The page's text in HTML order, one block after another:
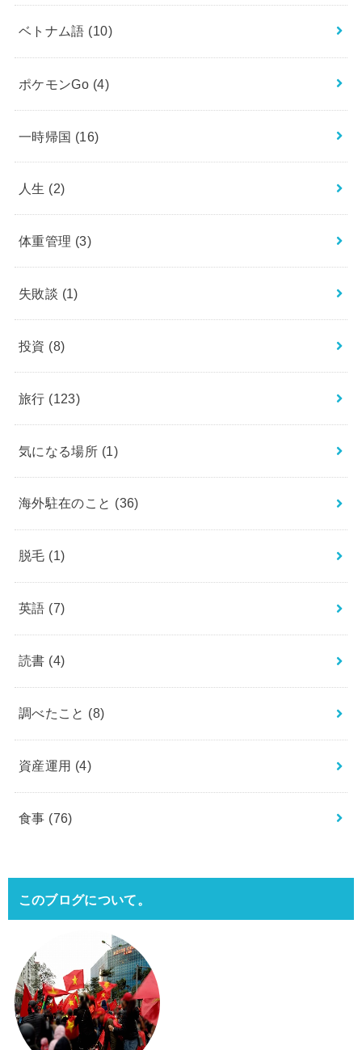
ベトナム語 (10)
ポケモンGo (4)
一時帰国 (16)
人生 (2)
体重管理 (3)
失敗談 (1)
投資 (8)
旅行 (123)
気になる場所 (1)
海外駐在のこと (36)
脱毛 (1)
英語 (7)
読書 (4)
調べたこと (8)
資産運用 (4)
食事 (76)
このブログについて。